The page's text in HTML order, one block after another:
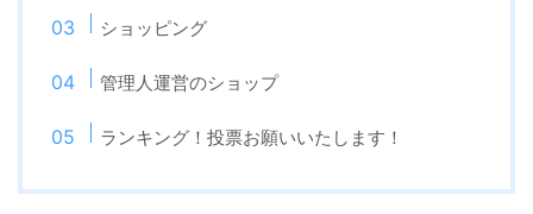
ショッピング
管理人運営のショップ
ランキング！投票お願いいたします！